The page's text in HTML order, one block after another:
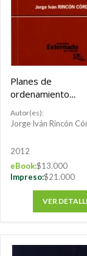
Planes de
ordenamiento
medio ambiente
Autor(es):
Jorge Iván Rincón
2012
eBook:$13.000
Impreso:$21.000
VER